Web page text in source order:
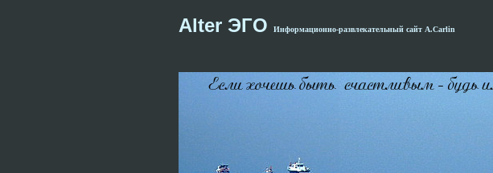
Alter ЭГО Информационно-развлекательный сайт А.Carlin